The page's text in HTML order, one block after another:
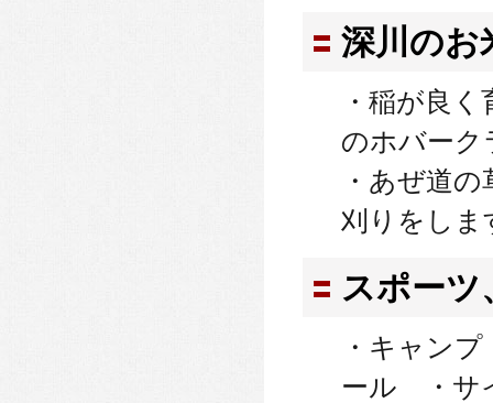
深川のお
・稲が良
のホバーク
・あぜ道
刈りをしま
スポーツ
・キャン
ール ・サ